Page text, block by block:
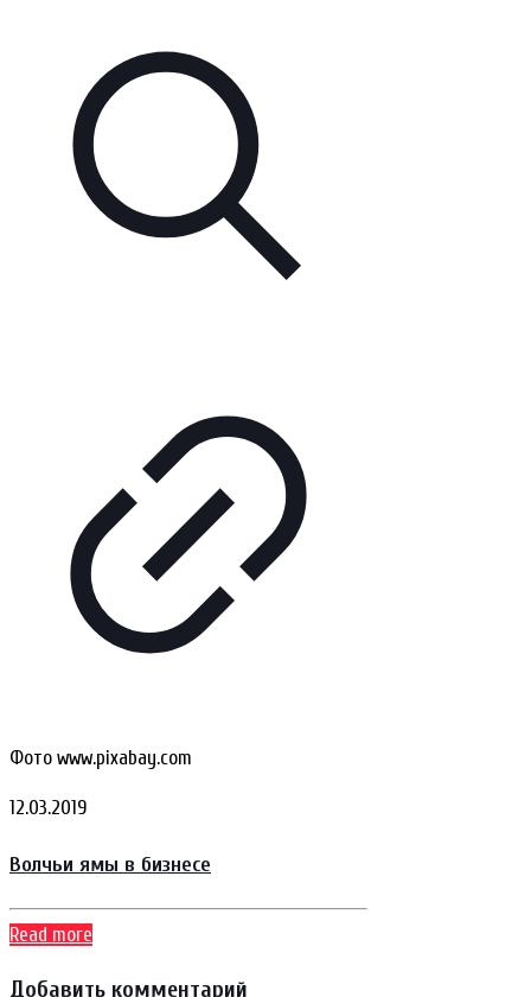
Фото www.pixabay.com
12.03.2019
Волчьи ямы в бизнесе
Read more
Добавить комментарий